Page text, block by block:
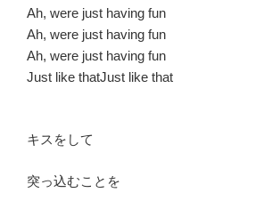
Ah, were just having fun
Ah, were just having fun
Ah, were just having fun
Just like thatJust like that
キスをして
突っ込むことを